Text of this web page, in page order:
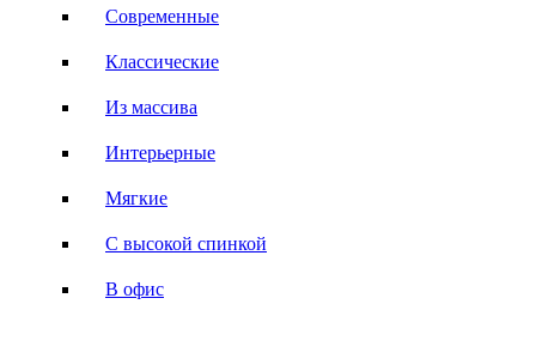
Современные
Классические
Из массива
Интерьерные
Мягкие
С высокой спинкой
В офис